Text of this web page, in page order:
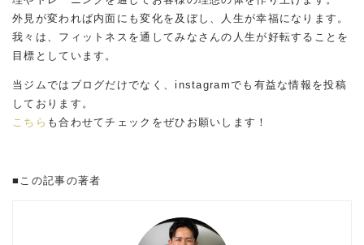
外見が変われば内面にも変化を及ぼし、人生が幸福になります。
我々は、フィットネスを通してみなさんの人生が好転することを
目標としています。
当ジムではブログだけでなく、instagramでも有益な情報を投稿
しております。
こちら も合わせてチェックをぜひお願いします！
■この記事の著者